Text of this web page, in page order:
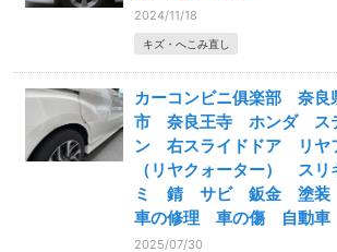
2024/11/18
キズ・へこみ直し
カーコンビニ俱楽部 奈
市 奈良王寺 ホンダ ス
ン 右スライドドア リヤ
（リヤクォーター） ス
ミ 錆 サビ 鈑金 塗装
車の修理 車の傷 自動
2025/07/30